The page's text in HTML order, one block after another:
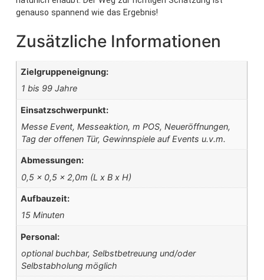
genauso spannend wie das Ergebnis!
Zusätzliche Informationen
Zielgruppeneignung:
1 bis 99 Jahre
Einsatzschwerpunkt:
Messe Event, Messeaktion, m POS, Neueröffnungen,
Tag der offenen Tür, Gewinnspiele auf Events u.v.m.
Abmessungen:
0,5 x 0,5 x 2,0m (L x B x H)
Aufbauzeit:
15 Minuten
Personal:
optional buchbar, Selbstbetreuung und/oder
Selbstabholung möglich